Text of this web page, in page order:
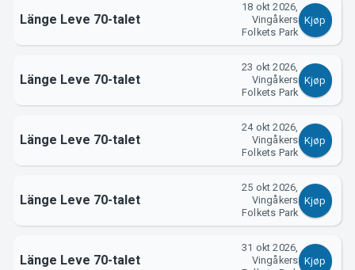
Länge Leve 70-talet
18 okt 2026,
Vingåkers
Folkets Park
Kjøp
Länge Leve 70-talet
23 okt 2026,
Vingåkers
Folkets Park
Kjøp
Länge Leve 70-talet
24 okt 2026,
Vingåkers
Folkets Park
Kjøp
Länge Leve 70-talet
25 okt 2026,
Vingåkers
Folkets Park
Kjøp
Länge Leve 70-talet
31 okt 2026,
Vingåkers Kjøp